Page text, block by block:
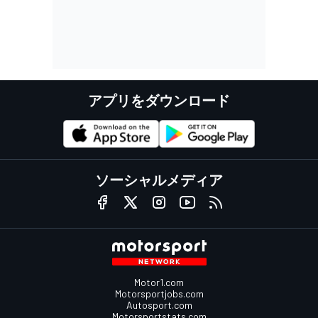
アプリをダウンロード
ソーシャルメディア
Motor1.com
Motorsportjobs.com
Autosport.com